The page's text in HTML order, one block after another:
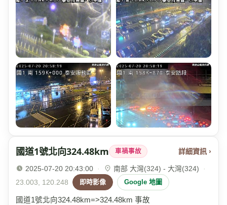
國道1號北向324.48km 車禍事故 詳細資訊 ›
2025-07-20 20:43:00 · 南部 大灣(324) - 大灣(324)
·
23.003, 120.248
即時影像 Google 地圖
國道1號北向324.48km=>324.48km 事故